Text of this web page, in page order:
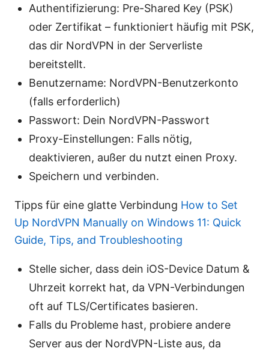
Authentifizierung: Pre-Shared Key (PSK)
oder Zertifikat – funktioniert häufig mit PSK,
das dir NordVPN in der Serverliste
bereitstellt.
Benutzername: NordVPN-Benutzerkonto
(falls erforderlich)
Passwort: Dein NordVPN-Passwort
Proxy-Einstellungen: Falls nötig,
deaktivieren, außer du nutzt einen Proxy.
Speichern und verbinden.
Tipps für eine glatte Verbindung How to Set
Up NordVPN Manually on Windows 11: Quick
Guide, Tips, and Troubleshooting
Stelle sicher, dass dein iOS-Device Datum &
Uhrzeit korrekt hat, da VPN-Verbindungen
oft auf TLS/Certificates basieren.
Falls du Probleme hast, probiere andere
Server aus der NordVPN-Liste aus, da